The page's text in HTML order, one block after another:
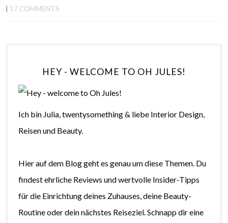
17 COMMENTS
HEY - WELCOME TO OH JULES!
Ich bin Julia, twentysomething & liebe Interior Design,
Reisen und Beauty.
Hier auf dem Blog geht es genau um diese Themen. Du
findest ehrliche Reviews und wertvolle Insider-Tipps
für die Einrichtung deines Zuhauses, deine Beauty-
Routine oder dein nächstes Reiseziel. Schnapp dir eine